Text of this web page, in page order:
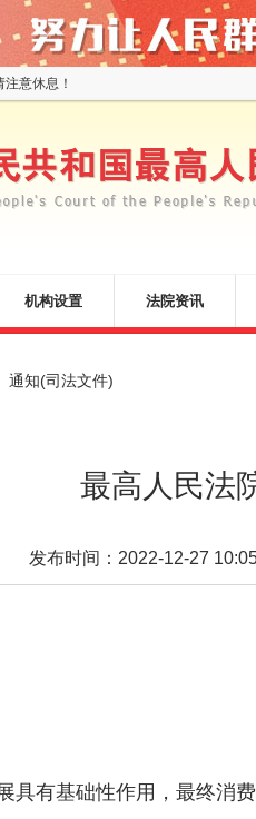
意休息！
机构设置 法院资讯
通知(司法文件)
最高人民法
发布时间：2022-12-27
有基础性作用，最终消费